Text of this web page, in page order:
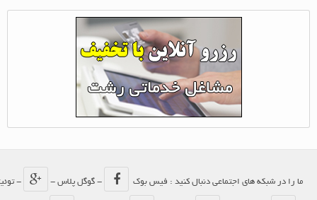
ما را در شبکه های اجتماعی دنبال کنید : فیس بوک - گوگل پلاس - - توئیتر